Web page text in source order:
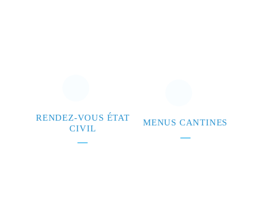
RENDEZ-VOUS ÉTAT
CIVIL
MENUS CANTINES